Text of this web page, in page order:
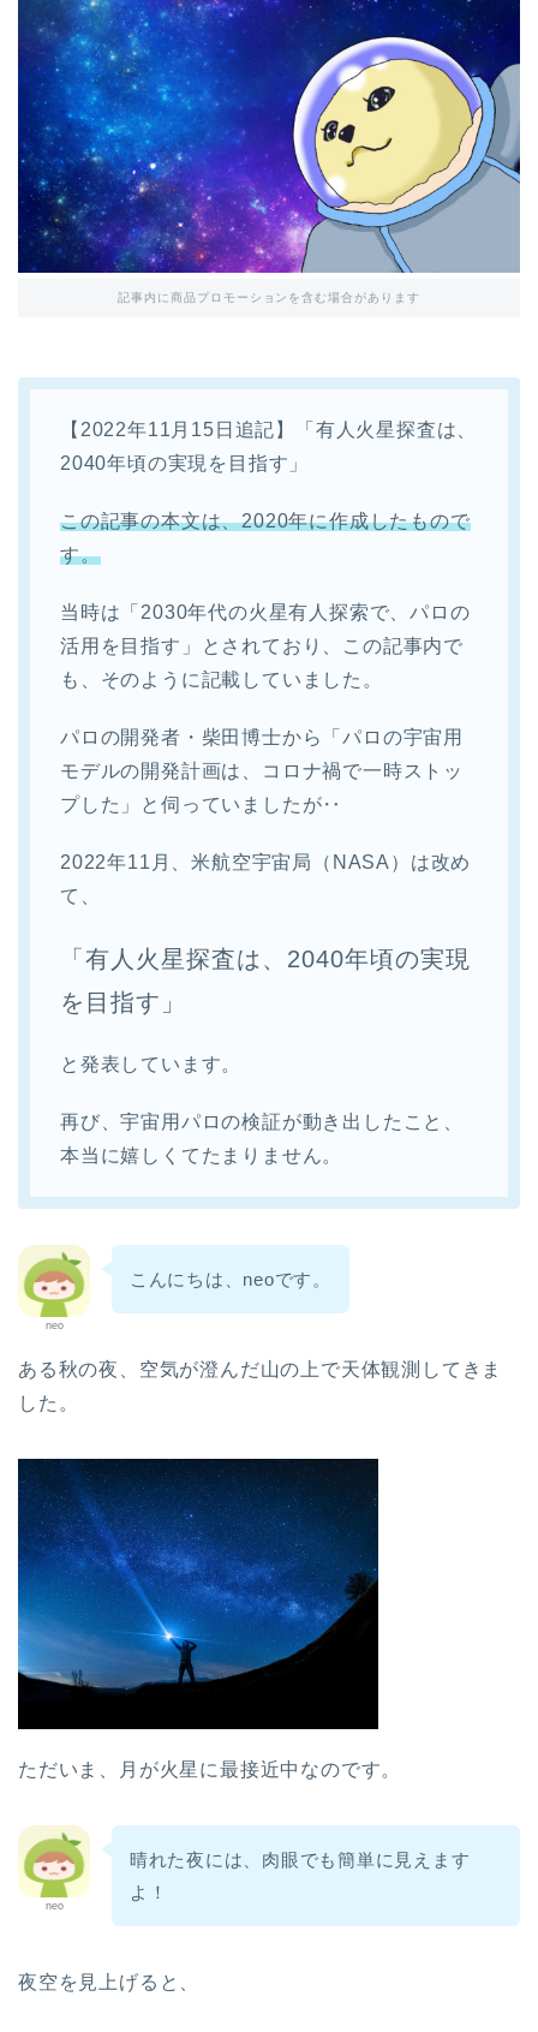
記事内に商品プロモーションを含む場合があります
【2022年11月15日追記】「有人火星探査は、
2040年頃の実現を目指す」
この記事の本文は、2020年に作成したもので
す。
当時は「2030年代の火星有人探索で、パロの
活用を目指す」とされており、この記事内で
も、そのように記載していました。
パロの開発者・柴田博士から「パロの宇宙用
モデルの開発計画は、コロナ禍で一時ストッ
プした」と伺っていましたが‥
2022年11月、米航空宇宙局（NASA）は改め
て、
「有人火星探査は、2040年頃の実現
を目指す」
と発表しています。
再び、宇宙用パロの検証が動き出したこと、
本当に嬉しくてたまりません。
neo
こんにちは、neoです。
ある秋の夜、空気が澄んだ山の上で天体観測してきま
した。
ただいま、月が火星に最接近中なのです。
neo
晴れた夜には、肉眼でも簡単に見えます
よ！
夜空を見上げると、